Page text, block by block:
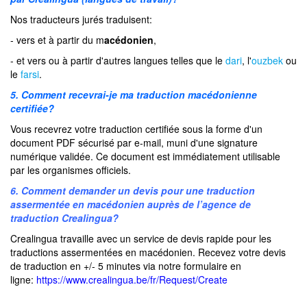
Nos traducteurs jurés traduisent:
- vers et à partir du macédonien,
- et vers ou à partir d'autres langues telles que le dari, l'ouzbek ou
le farsi.
5. Comment recevrai-je ma traduction macédonienne
certifiée?
Vous recevrez votre traduction certifiée sous la forme d'un
document PDF sécurisé par e-mail, muni d'une signature
numérique validée. Ce document est immédiatement utilisable
par les organismes officiels.
6. Comment demander un devis pour une traduction
assermentée en macédonien auprès de l’agence de
traduction Crealingua?
Crealingua travaille avec un service de devis rapide pour les
traductions assermentées en macédonien. Recevez votre devis
de traduction en +/- 5 minutes via notre formulaire en
ligne: https://www.crealingua.be/fr/Request/Create